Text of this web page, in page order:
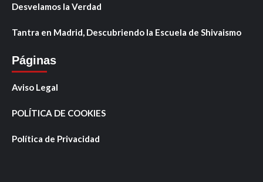
Desvelamos la Verdad
Tantra en Madrid, Descubriendo la Escuela de Shivaismo
Páginas
Aviso Legal
POLÍTICA DE COOKIES
Política de Privacidad